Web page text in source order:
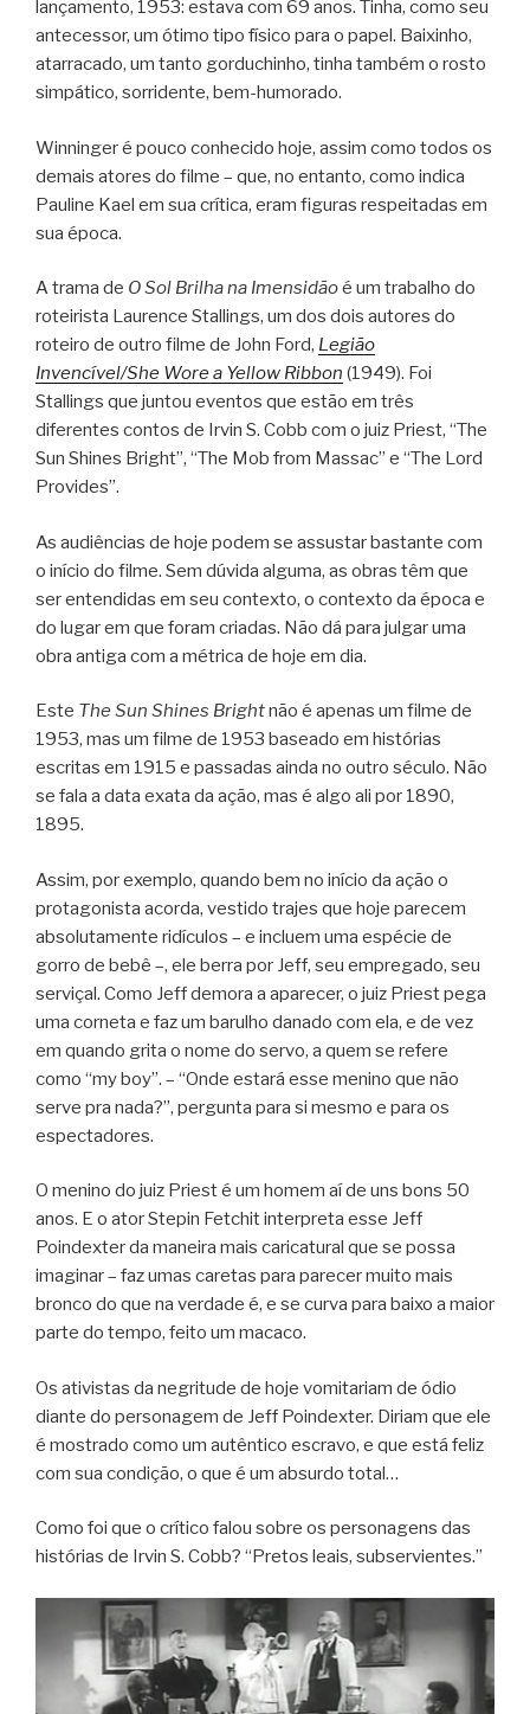
lançamento, 1953: estava com 69 anos. Tinha, como seu
antecessor, um ótimo tipo físico para o papel. Baixinho,
atarracado, um tanto gorduchinho, tinha também o rosto
simpático, sorridente, bem-humorado.
Winninger é pouco conhecido hoje, assim como todos os
demais atores do filme – que, no entanto, como indica
Pauline Kael em sua crítica, eram figuras respeitadas em
sua época.
A trama de O Sol Brilha na Imensidãoé um trabalho do
roteirista Laurence Stallings, um dos dois autores do
roteiro de outro filme de John Ford, Legião
Invencível/She Wore a Yellow Ribbon (1949). Foi
Stallings que juntou eventos que estão em três
diferentes contos de Irvin S. Cobb com o juiz Priest, “The
Sun Shines Bright”, “The Mob from Massac” e “The Lord
Provides”.
As audiências de hoje podem se assustar bastante com
o início do filme. Sem dúvida alguma, as obras têm que
ser entendidas em seu contexto, o contexto da época e
do lugar em que foram criadas. Não dá para julgar uma
obra antiga com a métrica de hoje em dia.
Este The Sun Shines Brightnão é apenas um filme de
1953, mas um filme de 1953 baseado em histórias
escritas em 1915 e passadas ainda no outro século. Não
se fala a data exata da ação, mas é algo ali por 1890,
1895.
Assim, por exemplo, quando bem no início da ação o
protagonista acorda, vestido trajes que hoje parecem
absolutamente ridículos – e incluem uma espécie de
gorro de bebê –, ele berra por Jeff, seu empregado, seu
serviçal. Como Jeff demora a aparecer, o juiz Priest pega
uma corneta e faz um barulho danado com ela, e de vez
em quando grita o nome do servo, a quem se refere
como “my boy”. – “Onde estará esse menino que não
serve pra nada?”, pergunta para si mesmo e para os
espectadores.
O menino do juiz Priest é um homem aí de uns bons 50
anos. E o ator Stepin Fetchit interpreta esse Jeff
Poindexter da maneira mais caricatural que se possa
imaginar – faz umas caretas para parecer muito mais
bronco do que na verdade é, e se curva para baixo a maior
parte do tempo, feito um macaco.
Os ativistas da negritude de hoje vomitariam de ódio
diante do personagem de Jeff Poindexter. Diriam que ele
é mostrado como um autêntico escravo, e que está feliz
com sua condição, o que é um absurdo total…
Como foi que o crítico falou sobre os personagens das
histórias de Irvin S. Cobb? “Pretos leais, subservientes.”